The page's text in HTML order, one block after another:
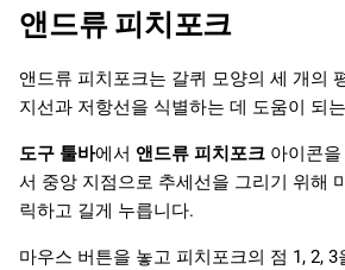
앤드류 피치포크
앤드류 피치포크는 갈퀴 모양의 세 개의
지선과 저항선을 식별하는 데 도움이 되
도구 툴바에서 앤드류 피치포크 아이콘
서 중앙 지점으로 추세선을 그리기 위해
릭하고 길게 누릅니다.
마우스 버튼을 놓고 피치포크의 점 1, 2,